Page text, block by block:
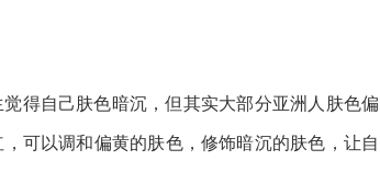
得自己肤色暗沉，但其实大部分亚洲人肤色偏
可以调和偏黄的肤色，修饰暗沉的肤色，让自